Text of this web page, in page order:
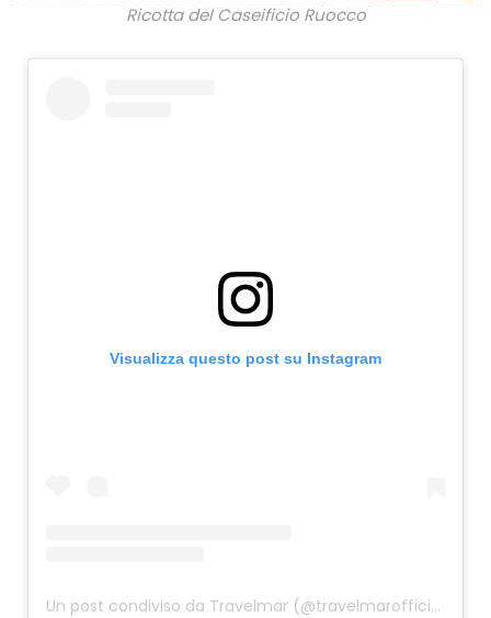
Ricotta del Caseificio Ruocco
Visualizza questo post su Instagram
Un post condiviso da Travelmar (@travelmarofficial)